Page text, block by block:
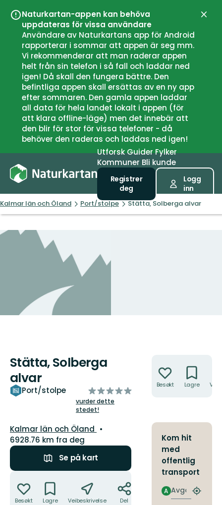
Naturkartan-appen kan behöva
uppdateras för vissa användare
Användare av Naturkartans app för Android
rapporterar i sommar att appen är seg mm.
Vi rekommenderar att man raderar appen
helt från sin telefon i så fall och laddar ned
igen! Då skall den fungera bättre. Den
befintliga appen skall ersättas av en ny app
efter sommaren. Den gamla appen laddar
all data för hela landet lokalt i appen (för
att klara offline-läge) men det innebär att
den blir för stor för vissa telefoner - då
behöver den raderas och laddas ned igen!
Lukk
UtforskGuiderFylker
Kommuner Bli kunde
Registrer
deg
Logg
inn
Kalmar län och Öland Port/stolpe Stätta, Solberga alvar
Stätta, Solberga
alvar
Port/stolpe
av
5
stjerner
vurder dette
stedet!
Fylke:
Kalmar län och Öland
6928.76 km fra deg
Se på kart
Besøkt Lagre Veibeskrivelse Del
Besøkt Lagre
Kom hit
med
offentlig
transport
Avgang
A
Finn